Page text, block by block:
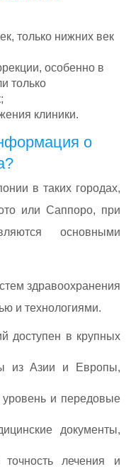
только нижних век
особенно в
только
клиники.
о
в таких городах,
или Саппоро, при
основными
здравоохранения
и технологиями.
доступен в крупных
из Азии и Европы,
и передовые
документы,
точность лечения и